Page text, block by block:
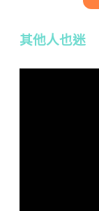
其他人也迷